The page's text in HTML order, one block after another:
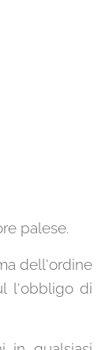
palese.
dell'ordine
l'obbligo di